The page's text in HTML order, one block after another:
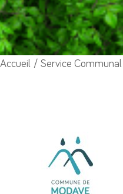
Vous êtes ici :
Accueil Service Communal